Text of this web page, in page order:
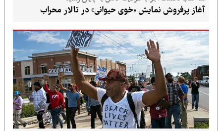
آغاز پرفروش نمایش «خوی حیوانی» در تالار محراب